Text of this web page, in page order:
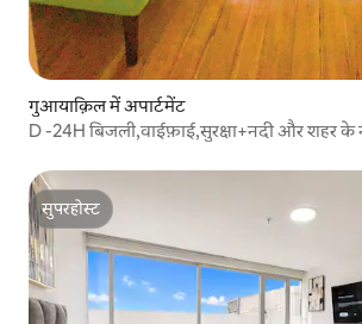
गुआयाक़िल में अपार्टमेंट
D -24H बिजली,वाईफ़ाई,सुरक्षा+नदी और शहर के
सुपरहोस्ट
सुपरहोस्ट